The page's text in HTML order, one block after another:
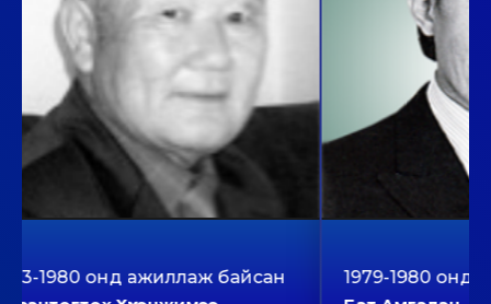
1980 онд ажиллаж байсан
1979-1980 онд